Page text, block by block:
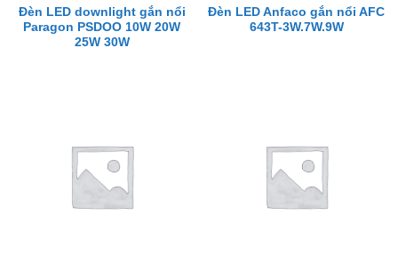
Đèn LED downlight gắn nổi
Paragon PSDOO 10W 20W
25W 30W
Đèn LED Anfaco gắn nổi AFC
643T-3W.7W.9W